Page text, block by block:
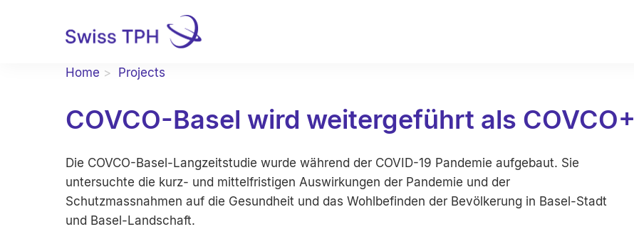
Home Projects
COVCO-Basel wird weitergeführt als COVCO+
Die COVCO-Basel-Langzeitstudie wurde während der COVID-19 Pandemie aufgebaut. Sie
untersuchte die kurz- und mittelfristigen Auswirkungen der Pandemie und der
Schutzmassnahmen auf die Gesundheit und das Wohlbefinden der Bevölkerung in Basel-Stadt
und Basel-Landschaft.